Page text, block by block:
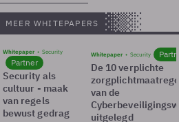
MEER WHITEPAPERS
Whitepaper Security
Partner
Security als
cultuur - maak
van regels
bewust gedrag
Whitepaper Security
De 10 verplichte
van de
uitgelegd